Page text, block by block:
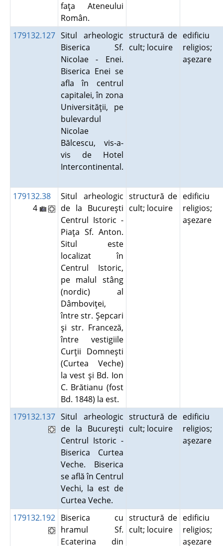
faţa Ateneului
Român.
179132.127 Situl arheologic
Biserica Sf.
Nicolae - Enei.
Biserica Enei se
afla în centrul
capitalei, în zona
Universităţii, pe
bulevardul
Nicolae
Bălcescu, vis-a-
vis de Hotel
Intercontinental.
structură de
cult; locuire
edificiu
religios;
aşezare
179132.38
4
Situl arheologic
de la Bucureşti
Centrul Istoric -
Piaţa Sf. Anton.
Situl este
localizat în
Centrul Istoric,
pe malul stâng
(nordic) al
Dâmboviţei,
între str. Şepcari
şi str. Franceză,
între vestigiile
Curţii Domneşti
(Curtea Veche)
la vest şi Bd. Ion
C. Brătianu (fost
Bd. 1848) la est.
structură de
cult; locuire
edificiu
religios;
aşezare
179132.137 Situl arheologic
de la Bucureşti
Centrul Istoric -
Biserica Curtea
Veche. Biserica
se află în Centrul
Vechi, la est de
Curtea Veche.
structură de
cult; locuire
edificiu
religios;
aşezare
179132.192 Biserica cu
hramul Sf.
Ecaterina din
structură de
cult; locuire
edificiu
religios;
aşezare